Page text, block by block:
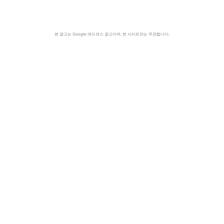
본 광고는 Google 애드센스 광고이며, 본 사이트와는 무관합니다.